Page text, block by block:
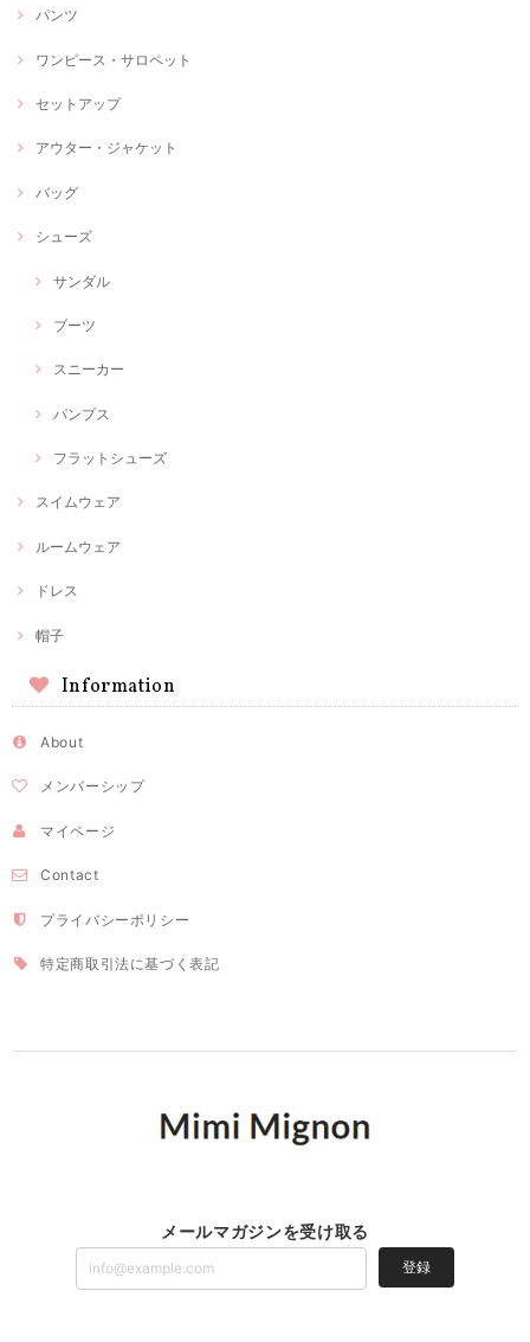
パンツ
ワンピース・サロペット
セットアップ
アウター・ジャケット
バッグ
シューズ
サンダル
ブーツ
スニーカー
パンプス
フラットシューズ
スイムウェア
ルームウェア
ドレス
帽子
Information
About
メンバーシップ
マイページ
Contact
プライバシーポリシー
特定商取引法に基づく表記
メールマガジンを受け取る
登録